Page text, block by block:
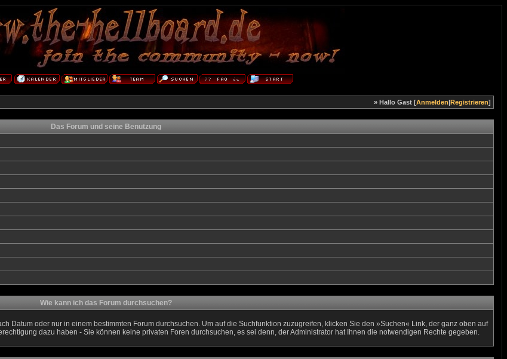
» Hallo Gast [Anmelden|Registrieren]
Das Forum und seine Benutzung
Wie kann ich das Forum durchsuchen?
Datum oder nur in einem bestimmten Forum durchsuchen. Um auf die Suchfunktion zuzugreifen, klicken Sie den »Suchen« Link, der ganz oben auf
dazu haben - Sie können keine privaten Foren durchsuchen, es sei denn, der Administrator hat Ihnen die notwendigen Rechte gegeben.